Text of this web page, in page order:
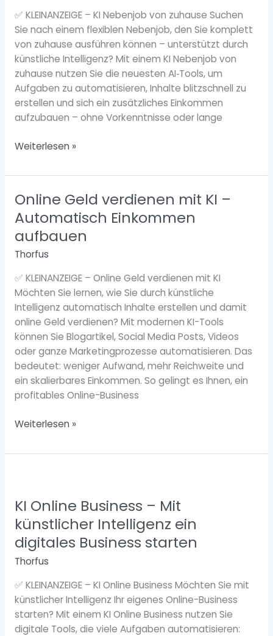
✅ KLEINANZEIGE – KI Nebenjob von zuhause Suchen
Sie nach einem flexiblen Nebenjob, den Sie komplett
von zuhause ausführen können – unterstützt durch
künstliche Intelligenz? Mit einem KI Nebenjob von
zuhause nutzen Sie die neuesten AI‑Tools, um
Aufgaben zu automatisieren, Inhalte blitzschnell zu
erstellen und sich ein zusätzliches Einkommen
aufzubauen – ohne Vorkenntnisse oder lange
Geld
verdienen
mit
künstlicher
Intelligenz
Weiterlesen »
Online Geld verdienen mit KI –
Automatisch Einkommen
aufbauen
Thorfus
✅ KLEINANZEIGE – Online Geld verdienen mit KI
Möchten Sie lernen, wie Sie durch künstliche
Intelligenz automatisch Inhalte erstellen und damit
online Geld verdienen? Mit modernen KI-Tools
können Sie Blogartikel, Social Media Posts, Videos
oder ganze Marketingprozesse automatisieren. Das
bedeutet: weniger Aufwand, mehr Reichweite und
ein skalierbares Einkommen. So gelingt es Ihnen, ein
profitables Online-Business
Online
Geld
verdienen
mit
KI
Automatisch
Einkommen
aufbauen
Weiterlesen »
KI Online Business – Mit
künstlicher Intelligenz ein
digitales Business starten
Thorfus
✅ KLEINANZEIGE – KI Online Business Möchten Sie mit
künstlicher Intelligenz Ihr eigenes Online-Business
starten? Mit einem KI Online Business nutzen Sie
digitale Tools, die viele Aufgaben automatisieren:
Business
–
Mit
künstlicher
Intelligenz
digitales
Business
starten